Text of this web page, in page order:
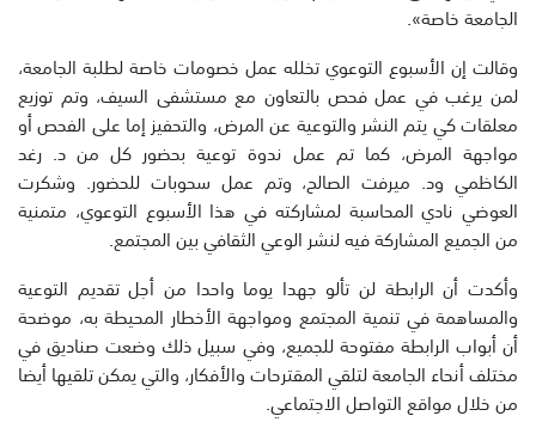
الجامعة خاصة».
وقالت إن الأسبوع التوعوي تخلله عمل خصومات خاصة لطلبة الجامعة،
لمن يرغب في عمل فحص بالتعاون مع مستشفى السيف، وتم توزيع
معلقات كي يتم النشر والتوعية عن المرض، والتحفيز إما على الفحص أو
مواجهة المرض، كما تم عمل ندوة توعية بحضور كل من د. رغد
الكاظمي ود. ميرفت الصالح، وتم عمل سحوبات للحضور. وشكرت
العوضي نادي المحاسبة لمشاركته في هذا الأسبوع التوعوي، متمنية
من الجميع المشاركة فيه لنشر الوعي الثقافي بين المجتمع.
وأكدت أن الرابطة لن تألو جهدا يوما واحدا من أجل تقديم التوعية
والمساهمة في تنمية المجتمع ومواجهة الأخطار المحيطة به، موضحة
أن أبواب الرابطة مفتوحة للجميع، وفي سبيل ذلك وضعت صناديق في
مختلف أنحاء الجامعة لتلقي المقترحات والأفكار، والتي يمكن تلقيها أيضا
من خلال مواقع التواصل الاجتماعي.